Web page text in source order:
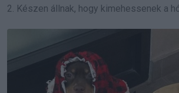
2. Készen állnak, hogy kimehessenek a